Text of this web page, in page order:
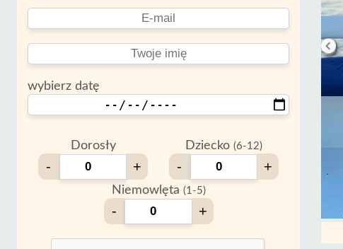
wybierz datę
Dorosły
- +
Dziecko (6-12)
- +
Niemowlęta (1-5)
- +